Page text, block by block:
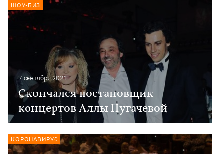
7 сентября 2021
Скончался постановщик
концертов Аллы Пугачевой
ШОУ-БИЗ
КОРОНАВИРУС